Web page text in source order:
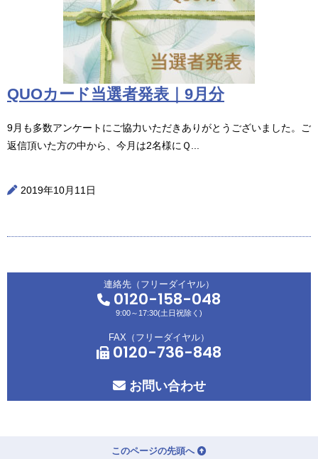
QUOカード当選者発表｜9月分
9月も多数アンケートにご協力いただきありがとうございました。ご
返信頂いた方の中から、今月は2名様にＱ...
2019年10月11日
連絡先（フリーダイヤル）
0120-158-048
9:00～17:30(土日祝除く)
FAX（フリーダイヤル）
0120-736-848
お問い合わせ
このページの先頭へ